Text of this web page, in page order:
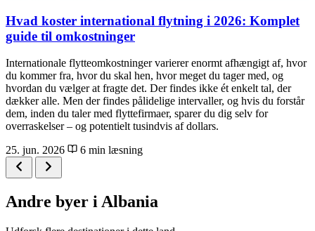
Hvad koster international flytning i 2026: Komplet
guide til omkostninger
Internationale flytteomkostninger varierer enormt afhængigt af, hvor
du kommer fra, hvor du skal hen, hvor meget du tager med, og
hvordan du vælger at fragte det. Der findes ikke ét enkelt tal, der
dækker alle. Men der findes pålidelige intervaller, og hvis du forstår
dem, inden du taler med flyttefirmaer, sparer du dig selv for
overraskelser – og potentielt tusindvis af dollars.
25. jun. 2026
6 min læsning
Andre byer i Albania